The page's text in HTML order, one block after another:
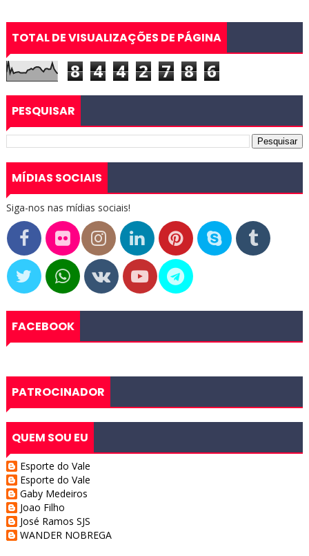
TOTAL DE VISUALIZAÇÕES DE PÁGINA
8 4 4 2 7 8 6
PESQUISAR
MÍDIAS SOCIAIS
Siga-nos nas mídias sociais!
FACEBOOK
PATROCINADOR
QUEM SOU EU
Esporte do Vale
Esporte do Vale
Gaby Medeiros
Joao Filho
José Ramos SJS
WANDER NOBREGA